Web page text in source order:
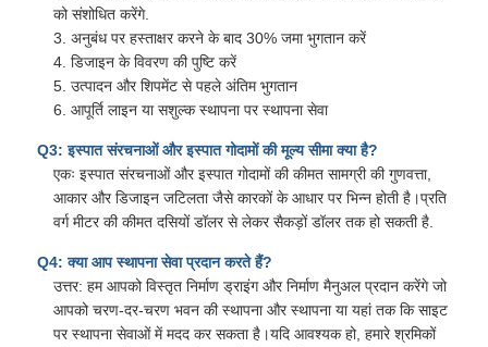
को संशोधित करेंगे.
3. अनुबंध पर हस्ताक्षर करने के बाद 30% जमा भुगतान करें
4. डिजाइन के विवरण की पुष्टि करें
5. उत्पादन और शिपमेंट से पहले अंतिम भुगतान
6. आपूर्ति लाइन या सशुल्क स्थापना पर स्थापना सेवा
Q3: इस्पात संरचनाओं और इस्पात गोदामों की मूल्य सीमा क्या है?
एकः इस्पात संरचनाओं और इस्पात गोदामों की कीमत सामग्री की गुणवत्ता,
आकार और डिजाइन जटिलता जैसे कारकों के आधार पर भिन्न होती है।प्रति
वर्ग मीटर की कीमत दसियों डॉलर से लेकर सैकड़ों डॉलर तक हो सकती है.
Q4: क्या आप स्थापना सेवा प्रदान करते हैं?
उत्तर: हम आपको विस्तृत निर्माण ड्राइंग और निर्माण मैनुअल प्रदान करेंगे जो
आपको चरण-दर-चरण भवन की स्थापना और स्थापना या यहां तक कि साइट
पर स्थापना सेवाओं में मदद कर सकता है।यदि आवश्यक हो, हमारे श्रमिकों